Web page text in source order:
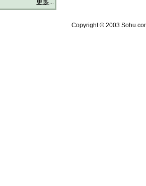
更多...
Copyright © 2003